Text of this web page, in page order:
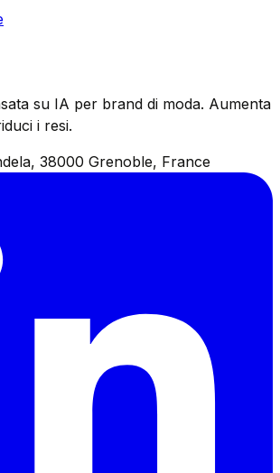
su IA per brand di moda. Aumenta
i resi.
38000 Grenoble, France